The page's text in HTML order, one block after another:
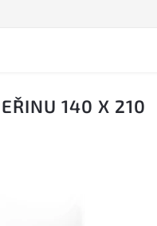
140 X 210